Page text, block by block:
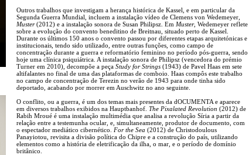
Outros trabalhos que investigam a herança histórica de Kassel, e em particular da
Segunda Guerra Mundial, incluem a instalação vídeo de Clemens von Wedemeyer,
Muster(2012) e a instalação sonora de Susan Philipsz. Em Muster, Wedemeyer reflete
sobre a evolução do convento beneditino de Breitnau, situado perto de Kassel.
Durante os últimos 150 anos o convento passou por diferentes etapas arquitetónicas e
institucionais, tendo sido utilizado, entre outras funções, como campo de
concentração durante a guerra e reformatório feminino no período pós-guerra, sendo
hoje uma clínica psiquiátrica. A instalação sonora de Philipsz (vencedora do prémio
Turner em 2010), decompõe a peça Study for Strings (1943) de Pavel Haas em sete
altifalantes no final de uma das plataformas de comboio. Haas compôs este trabalho
no campo de concentração de Terezin no verão de 1943 para onde tinha sido
deportado, acabando por morrer em Auschwitz no ano seguinte.
O conflito, ou a guerra, é um dos temas mais presentes da dOCUMENTA e aparece
em diversos trabalhos exibidos na Hauptbanhof. The Pixalated Revolution (2012) de
Rabih Mroué é uma instalação multimédia que analisa a revolução Síria a partir da
relação entre a testemunha ocular, e, simultaneamente, produtor de documento, com
o espectador mediático cibernético. For the Sea (2012) de Christodoulous
Panayiotou, revisita a divisão política do Chipre e a construção do país, utilizando
elementos como a história de eletrificação da ilha, o mar, e o período de domínio
britânico.